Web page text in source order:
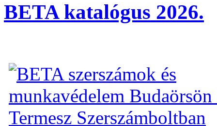
BETA katalógus 2026.